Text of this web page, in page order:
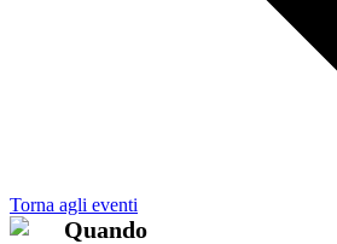
Torna agli eventi
Quando